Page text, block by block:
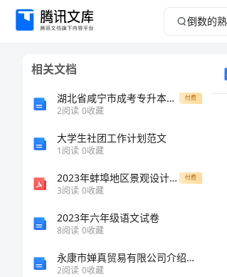
倒
相关文档
湖北省咸宁市成考专升本2022-2023年计算机基础预测卷含答案 付费
2阅读 0收藏
大学生社团工作计划范文
1阅读 0收藏
2023年蚌埠地区景观设计师职位薪酬调查报告 付费
3阅读 0收藏
2023年六年级语文试卷
8阅读 0收藏
永康市婵真贸易有限公司介绍企业发展分析报告
2阅读 0收藏